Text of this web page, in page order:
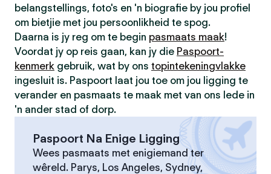
belangstellings, foto's en 'n biografie by jou profiel
om bietjie met jou persoonlikheid te spog.
Daarna is jy reg om te begin pasmaats maak!
Voordat jy op reis gaan, kan jy die Paspoort-
kenmerk gebruik, wat by ons topintekeningvlakke
ingesluit is. Paspoort laat jou toe om jou ligging te
verander en pasmaats te maak met van ons lede in
'n ander stad of dorp.
Paspoort Na Enige Ligging
Wees pasmaats met enigiemand ter
wêreld. Parys, Los Angeles, Sydney,